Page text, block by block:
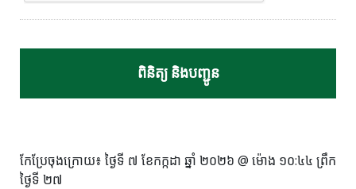
កែប្រែចុងក្រោយ៖ ថ្ងៃទី ៧ ខែកក្កដា ឆ្នាំ ២០២៦ @ ម៉ោង ១០:៤៤ ព្រឹក
ថ្ងៃទី ២៧